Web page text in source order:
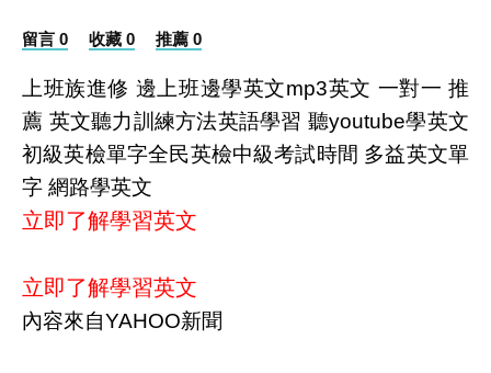
留言 0 收藏 0 推薦 0
上班族進修 邊上班邊學英文mp3英文 一對一 推
薦 英文聽力訓練方法英語學習 聽youtube學英文
初級英檢單字全民英檢中級考試時間 多益英文單
字 網路學英文
立即了解學習英文
立即了解學習英文
內容來自YAHOO新聞